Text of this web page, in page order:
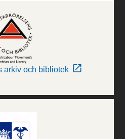
arkiv och bibliotek